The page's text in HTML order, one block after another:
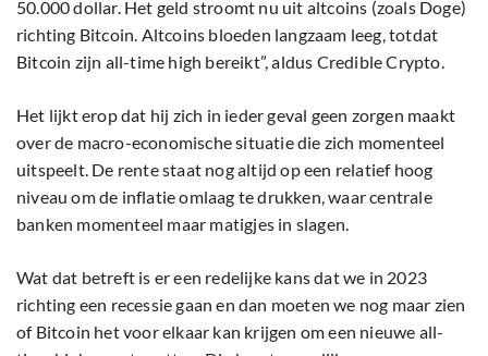
50.000 dollar. Het geld stroomt nu uit altcoins (zoals Doge)
richting Bitcoin. Altcoins bloeden langzaam leeg, totdat
Bitcoin zijn all-time high bereikt”, aldus Credible Crypto.
Het lijkt erop dat hij zich in ieder geval geen zorgen maakt
over de macro-economische situatie die zich momenteel
uitspeelt. De rente staat nog altijd op een relatief hoog
niveau om de inflatie omlaag te drukken, waar centrale
banken momenteel maar matigjes in slagen.
Wat dat betreft is er een redelijke kans dat we in 2023
richting een recessie gaan en dan moeten we nog maar zien
of Bitcoin het voor elkaar kan krijgen om een nieuwe all-